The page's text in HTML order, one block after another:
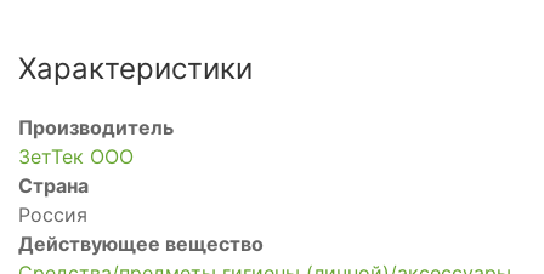
Характеристики
Производитель
ЗетТек ООО
Страна
Россия
Действующее вещество